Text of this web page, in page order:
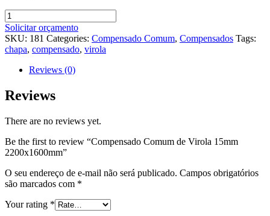
Compensado
Comum
de
Virola
15mm
2200x1600mm
Solicitar orçamento
SKU: 181 Categories: Compensado Comum, Compensados Tags:
chapa, compensado, virola
Reviews (0)
Reviews
There are no reviews yet.
Be the first to review “Compensado Comum de Virola 15mm
2200x1600mm”
O seu endereço de e-mail não será publicado. Campos obrigatórios
são marcados com *
Your rating *